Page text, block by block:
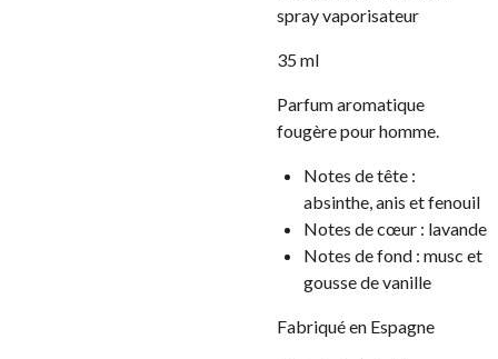
spray vaporisateur
35 ml
Parfum aromatique
fougère pour homme.
Notes de tête :
absinthe, anis et fenouil
Notes de cœur : lavande
Notes de fond : musc et
gousse de vanille
Fabriqué en Espagne